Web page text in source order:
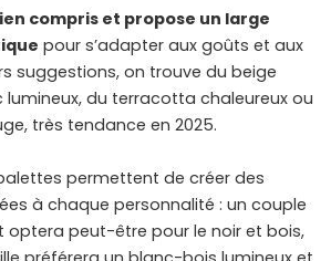
compris et propose un large
pour s’adapter aux goûts et aux
suggestions, on trouve du beige
du terracotta chaleureux ou
très tendance en 2025.
permettent de créer des
à chaque personnalité : un couple
optera peut-être pour le noir et bois,